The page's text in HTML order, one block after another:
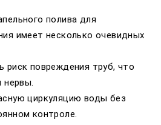
полива для
имеет несколько очевидных
риск повреждения труб, что
нервы.
циркуляцию воды без
контроле.